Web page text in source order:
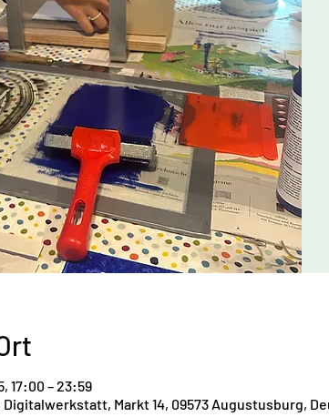
17:00 – 23:59
Markt 14, 09573 Augustusburg,